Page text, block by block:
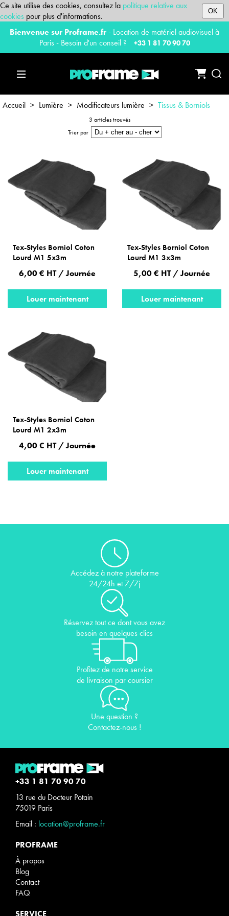
Ce site utilise des cookies, consultez la politique relative aux
cookies pour plus d'informations. OK
Bienvenue sur Proframe.fr- Location de matériel audiovisuel à
Paris - Besoin d'un conseil ?
+33 1 81 70 90 70
Accueil > Lumière > Modificateurs lumière > Tissus & Borniols
3 articles trouvés
Trier par
Tex-Styles Borniol Coton
Lourd M1 5x3m
6,00 € HT / Journée
Louer maintenant
Tex-Styles Borniol Coton
Lourd M1 3x3m
5,00 € HT / Journée
Louer maintenant
Tex-Styles Borniol Coton
Lourd M1 2x3m
4,00 € HT / Journée
Louer maintenant
Accédez à notre plateforme
24/24h et 7/7j
Réservez tout ce dont vous avez
besoin en quelques clics
Profitez de notre service
de livraison par coursier
Une question ?
Contactez-nous !
+33 1 81 70 90 70
13 rue du Docteur Potain
75019 Paris
Email : location@proframe.fr
PROFRAME
À propos
Blog
Contact
FAQ
SERVICE